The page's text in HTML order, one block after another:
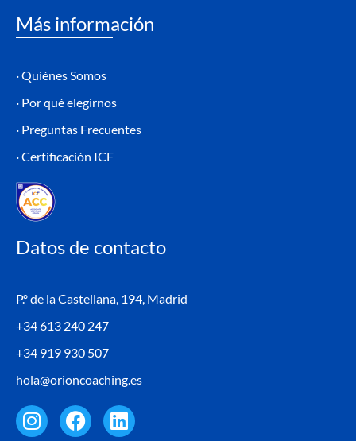
Más información
· Quiénes Somos
· Por qué elegirnos
· Preguntas Frecuentes
· Certificación ICF
Datos de contacto
P.º de la Castellana, 194, Madrid
+34 613 240 247
+34 919 930 507
hola@orioncoaching.es